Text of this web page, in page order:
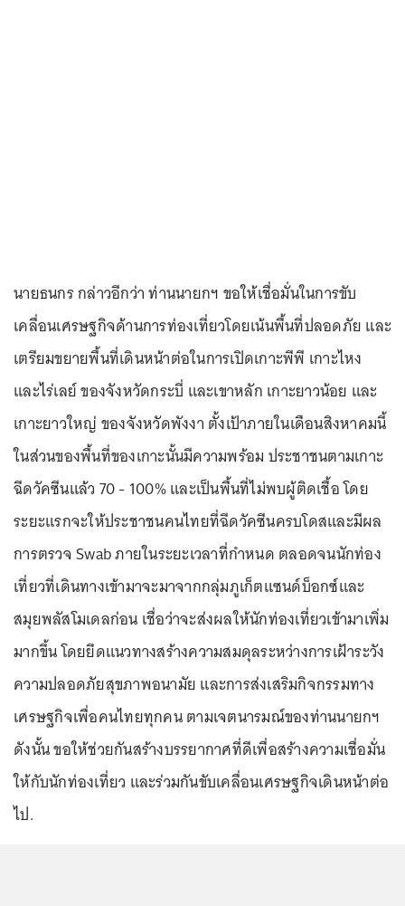
นายธนกร กล่าวอีกว่า ท่านนายกฯ ขอให้เชื่อมั่นในการขับ
เคลื่อนเศรษฐกิจด้านการท่องเที่ยวโดยเน้นพื้นที่ปลอดภัย และ
เตรียมขยายพื้นที่เดินหน้าต่อในการเปิดเกาะพีพี เกาะไหง
และไร่เลย์ ของจังหวัดกระบี่ และเขาหลัก เกาะยาวน้อย และ
เกาะยาวใหญ่ ของจังหวัดพังงา ตั้งเป้าภายในเดือนสิงหาคมนี้
ในส่วนของพื้นที่ของเกาะนั้นมีความพร้อม ประชาชนตามเกาะ
ฉีดวัคซีนแล้ว 70 - 100% และเป็นพื้นที่ไม่พบผู้ติดเชื้อ โดย
ระยะแรกจะให้ประชาชนคนไทยที่ฉีดวัคซีนครบโดสและมีผล
การตรวจ Swab ภายในระยะเวลาที่กำหนด ตลอดจนนักท่อง
เที่ยวที่เดินทางเข้ามาจะมาจากกลุ่มภูเก็ตแซนด์บ็อกซ์และ
สมุยพลัสโมเดลก่อน เชื่อว่าจะส่งผลให้นักท่องเที่ยวเข้ามาเพิ่ม
มากขึ้น โดยยึดแนวทางสร้างความสมดุลระหว่างการเฝ้าระวัง
ความปลอดภัยสุขภาพอนามัย และการส่งเสริมกิจกรรมทาง
เศรษฐกิจเพื่อคนไทยทุกคน ตามเจตนารมณ์ของท่านนายกฯ
ดังนั้น ขอให้ช่วยกันสร้างบรรยากาศที่ดีเพื่อสร้างความเชื่อมั่น
ให้กับนักท่องเที่ยว และร่วมกันขับเคลื่อนเศรษฐกิจเดินหน้าต่อ
ไป.